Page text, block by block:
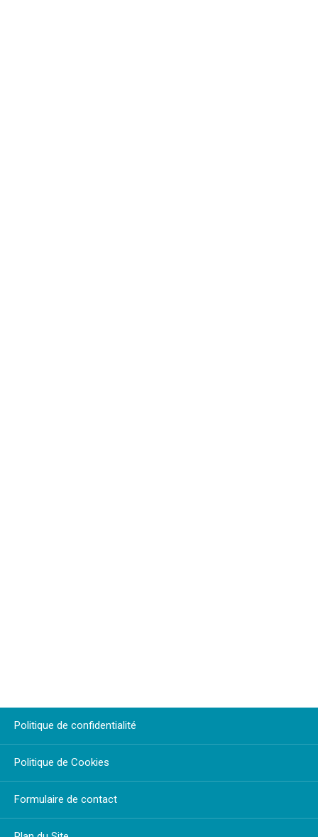
Politique de confidentialité
Politique de Cookies
Formulaire de contact